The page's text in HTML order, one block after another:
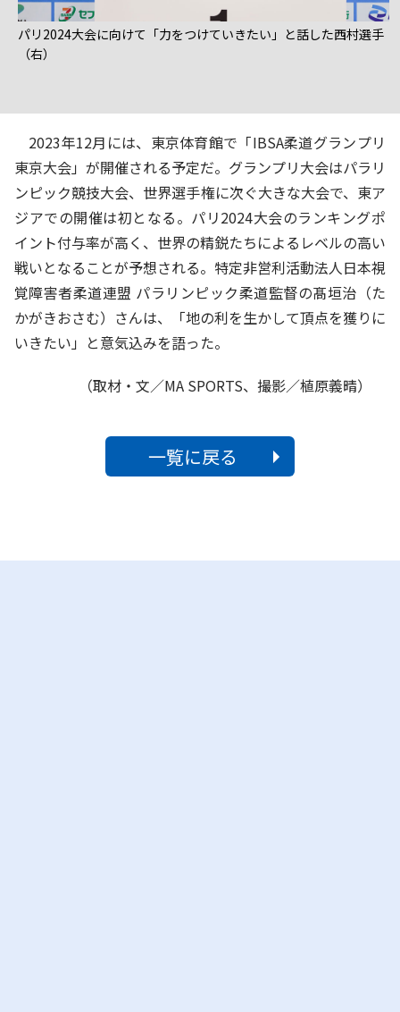
パリ2024大会に向けて「力をつけていきたい」と話した西村選手
（右）
2023年12月には、東京体育館で「IBSA柔道グランプリ
東京大会」が開催される予定だ。グランプリ大会はパラリ
ンピック競技大会、世界選手権に次ぐ大きな大会で、東ア
ジアでの開催は初となる。パリ2024大会のランキングポ
イント付与率が高く、世界の精鋭たちによるレベルの高い
戦いとなることが予想される。特定非営利活動法人日本視
覚障害者柔道連盟 パラリンピック柔道監督の髙垣治（た
かがきおさむ）さんは、「地の利を生かして頂点を獲りに
いきたい」と意気込みを語った。
（取材・文／MA SPORTS、撮影／植原義晴）
一覧に戻る